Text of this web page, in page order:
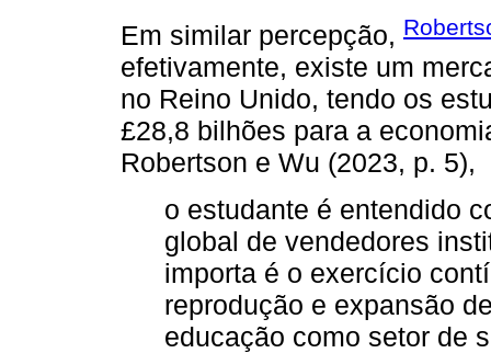
Em similar percepção,
efetivamente, existe um
no Reino Unido, tendo os
£28,8 bilhões para a
Robertson e Wu (2023, p. 5),
o estudante é entendido
global de vendedores
importa é o exercício
reprodução e expansão
educação como setor de